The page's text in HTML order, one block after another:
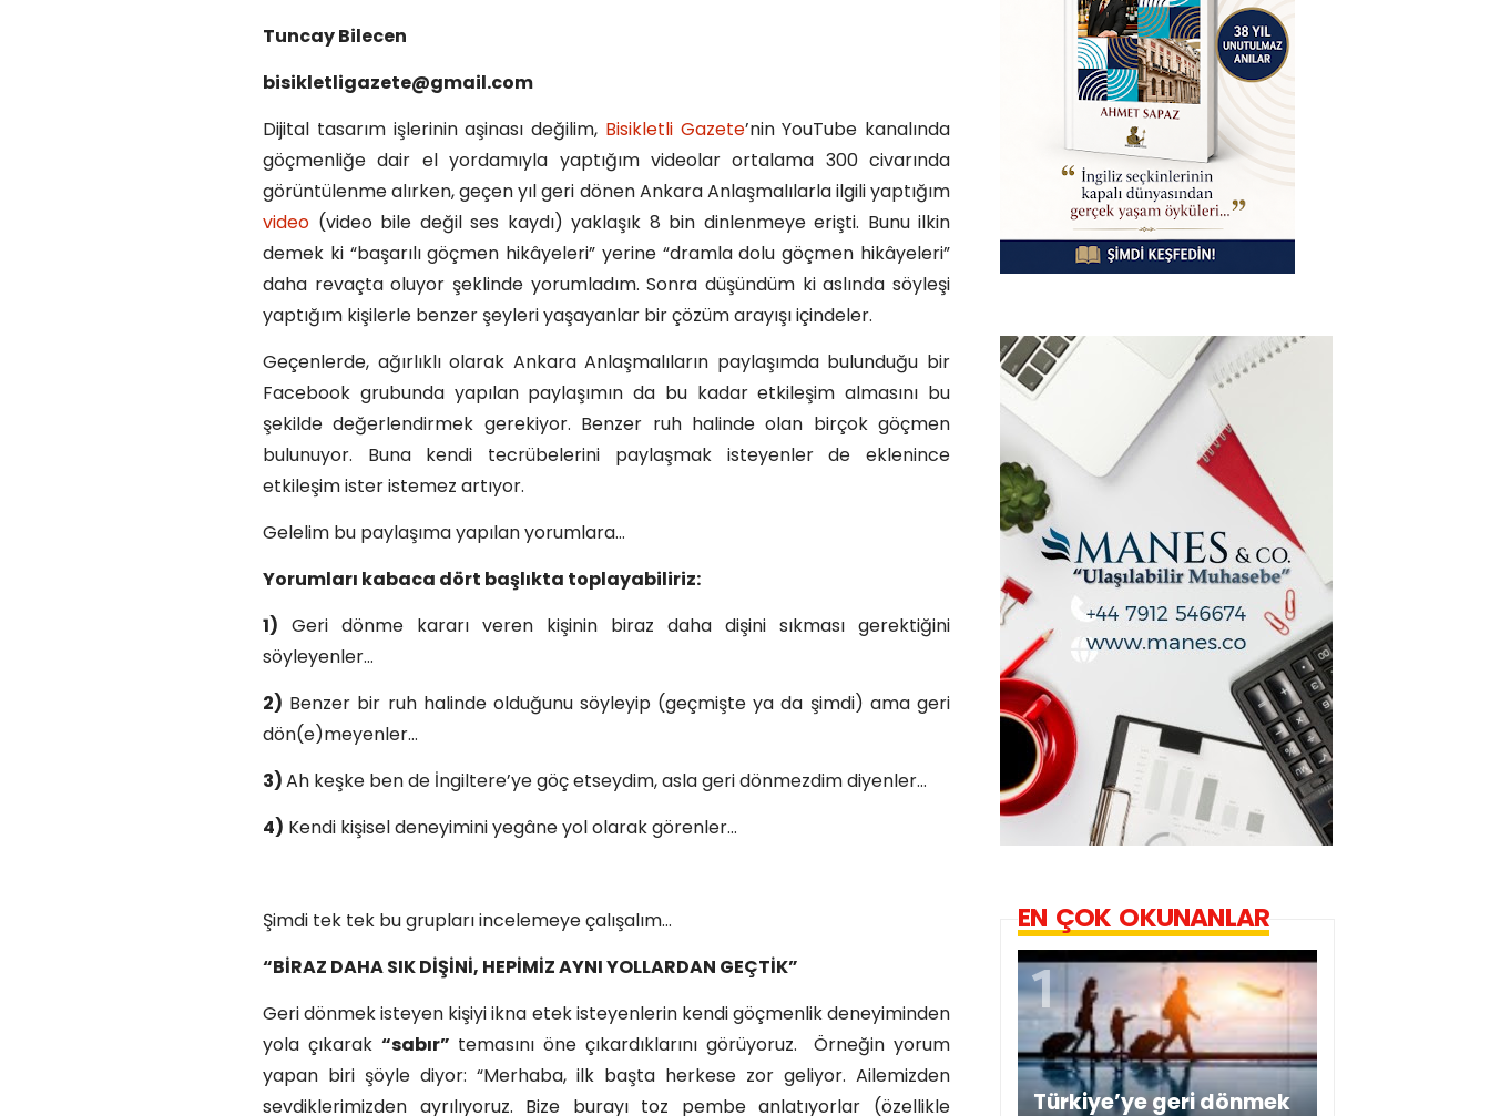
Tuncay Bilecen
bisikletligazete@gmail.com
Dijital tasarım işlerinin aşinası değilim, Bisikletli Gazete’nin YouTube kanalında
göçmenliğe dair el yordamıyla yaptığım videolar ortalama 300 civarında
görüntülenme alırken, geçen yıl geri dönen Ankara Anlaşmalılarla ilgili yaptığım
video (video bile değil ses kaydı) yaklaşık 8 bin dinlenmeye erişti. Bunu ilkin
demek ki “başarılı göçmen hikâyeleri” yerine “dramla dolu göçmen hikâyeleri”
daha revaçta oluyor şeklinde yorumladım. Sonra düşündüm ki aslında söyleşi
yaptığım kişilerle benzer şeyleri yaşayanlar bir çözüm arayışı içindeler.
Geçenlerde, ağırlıklı olarak Ankara Anlaşmalıların paylaşımda bulunduğu bir
Facebook grubunda yapılan paylaşımın da bu kadar etkileşim almasını bu
şekilde değerlendirmek gerekiyor. Benzer ruh halinde olan birçok göçmen
bulunuyor. Buna kendi tecrübelerini paylaşmak isteyenler de eklenince
etkileşim ister istemez artıyor.
Gelelim bu paylaşıma yapılan yorumlara…
Yorumları kabaca dört başlıkta toplayabiliriz:
1) Geri dönme kararı veren kişinin biraz daha dişini sıkması gerektiğini
söyleyenler…
2) Benzer bir ruh halinde olduğunu söyleyip (geçmişte ya da şimdi) ama geri
dön(e)meyenler…
3)Ah keşke ben de İngiltere’ye göç etseydim, asla geri dönmezdim diyenler…
4) Kendi kişisel deneyimini yegâne yol olarak görenler…
Şimdi tek tek bu grupları incelemeye çalışalım…
“BİRAZ DAHA SIK DİŞİNİ, HEPİMİZ AYNI YOLLARDAN GEÇTİK”
Geri dönmek isteyen kişiyi ikna etek isteyenlerin kendi göçmenlik deneyiminden
yola çıkarak “sabır” temasını öne çıkardıklarını görüyoruz.
Örneğin yorum
yapan biri şöyle diyor: “Merhaba, ilk başta herkese zor geliyor. Ailemizden
sevdiklerimizden ayrılıyoruz. Bize burayı toz pembe anlatıyorlar (özellikle
EN ÇOK OKUNANLAR
Türkiye’ye geri dönmek